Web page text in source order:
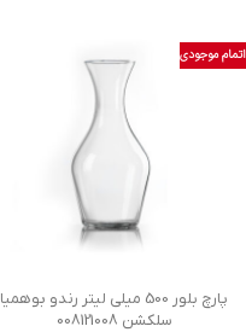
اتمام موجودی
پارچ بلور 500 میلی لیتر رندو بوهمیا
سلکشن 008121008